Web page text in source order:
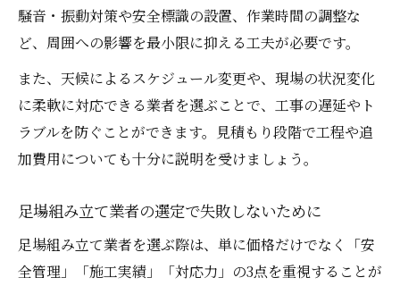
足場設置が住宅工事の効率と安全に果たす
役割
足場組み立てで重視される現場調査のポイ
ント
住宅リフォーム向け足場組み立ての注意点
足場組み立てで工期短縮につなげる工夫と
現地調査から始める足場設置の進め方ガイド
足場組み立て前の現地調査で押さえるべき
項目
騒音・振動対策や安全標識の設置、作業時間の調整な
ど、周囲への影響を最小限に抑える工夫が必要です。
また、天候によるスケジュール変更や、現場の状況変化
に柔軟に対応できる業者を選ぶことで、工事の遅延やト
ラブルを防ぐことができます。見積もり段階で工程や追
加費用についても十分に説明を受けましょう。
足場組み立て業者の選定で失敗しないために
足場組み立て業者を選ぶ際は、単に価格だけでなく「安
全管理」「施工実績」「対応力」の3点を重視することが